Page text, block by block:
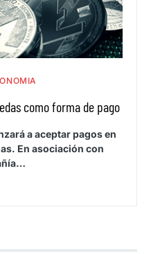
como forma de pago
a aceptar pagos en
En asociación con